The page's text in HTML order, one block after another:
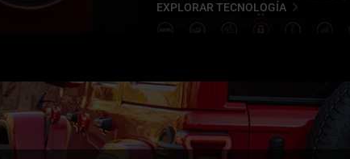
EXPLORAR TECNOLOGÍA